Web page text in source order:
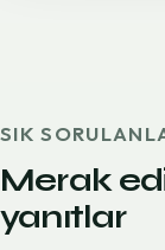
SIK
Merak
yanıtlar